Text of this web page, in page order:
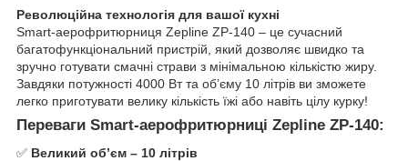
Революційна технологія для вашої кухні
Smart-аерофритюрниця Zepline ZP-140 – це сучасний
багатофункціональний пристрій, який дозволяє швидко та
зручно готувати смачні страви з мінімальною кількістю жиру.
Завдяки потужності 4000 Вт та об’єму 10 літрів ви зможете
легко приготувати велику кількість їжі або навіть цілу курку!
Переваги Smart-аерофритюрниці Zepline ZP-140:
✅ Великий об’єм – 10 літрів